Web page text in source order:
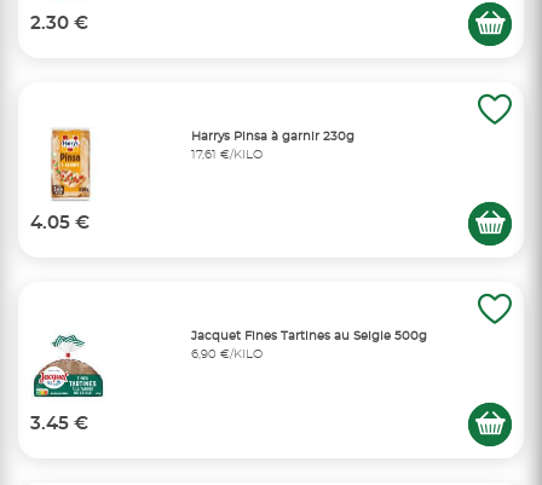
2.30 €
Harrys Pinsa à garnir 230g
17,61 €/KILO
4.05 €
Jacquet Fines Tartines au Seigle 500g
6,90 €/KILO
3.45 €